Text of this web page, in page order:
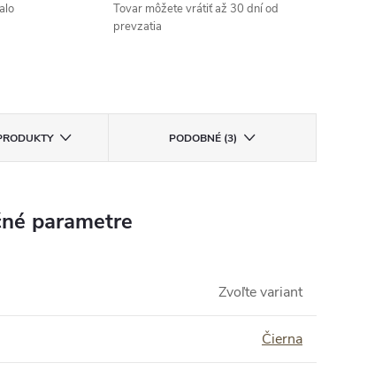
Tovar môžete vrátiť až 30 dní od
prevzatia
PODOBNÉ (3)
parametre
Zvoľte variant
Čierna